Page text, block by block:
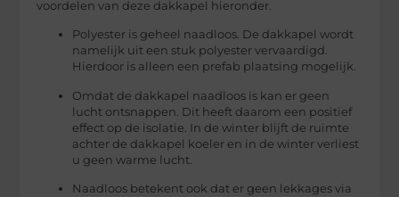
voordelen van deze dakkapel hieronder.
Polyester is geheel naadloos. De dakkapel wordt
namelijk uit een stuk polyester vervaardigd.
Hierdoor is alleen een prefab plaatsing mogelijk.
Omdat de dakkapel naadloos is kan er geen
lucht ontsnappen. Dit heeft daarom een positief
effect op de isolatie. In de winter blijft de ruimte
achter de dakkapel koeler en in de winter verliest
u geen warme lucht.
Naadloos betekent ook dat er geen lekkages via